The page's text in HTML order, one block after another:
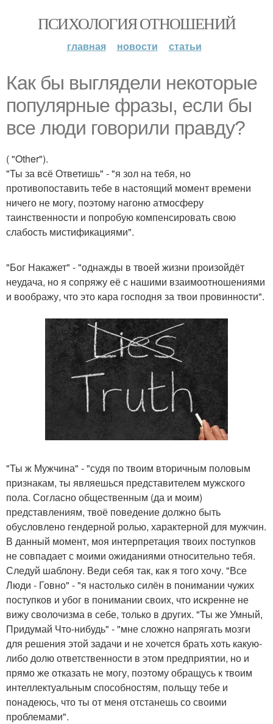
ПСИХОЛОГИЯ ОТНОШЕНИЙ
главная новости статьи
Как бы выглядели некоторые
популярные фразы, если бы
все люди говорили правду?
( "Other").
"Ты за всё Ответишь" - "я зол на тебя, но
противопоставить тебе в настоящий момент времени
ничего не могу, поэтому нагоню атмосферу
таинственности и попробую компенсировать свою
слабость мистификациями".
"Бог Накажет" - "однажды в твоей жизни произойдёт
неудача, но я сопряжу её с нашими взаимоотношениями
и воображу, что это кара господня за твои провинности".
"Ты ж Мужчина" - "судя по твоим вторичным половым
признакам, ты являешься представителем мужского
пола. Согласно общественным (да и моим)
представлениям, твоё поведение должно быть
обусловлено гендерной ролью, характерной для мужчин.
В данный момент, моя интерпретация твоих поступков
не совпадает с моими ожиданиями относительно тебя.
Следуй шаблону. Веди себя так, как я того хочу. "Все
Люди - Говно" - "я настолько силён в понимании чужих
поступков и убог в понимании своих, что искренне не
вижу сволочизма в себе, только в других. "Ты же Умный,
Придумай Что-нибудь" - "мне сложно напрягать мозги
для решения этой задачи и не хочется брать хоть какую-
либо долю ответственности в этом предприятии, но и
прямо же отказать не могу, поэтому обращусь к твоим
интеллектуальным способностям, польщу тебе и
понадеюсь, что ты от меня отстанешь со своими
проблемами".